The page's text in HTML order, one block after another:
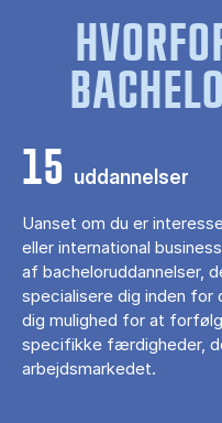
15 uddannelser
Uanset om du er
eller international
af bacheloruddannelser,
specialisere dig inden
dig mulighed for at
specifikke færdigheder,
arbejdsmarkedet.